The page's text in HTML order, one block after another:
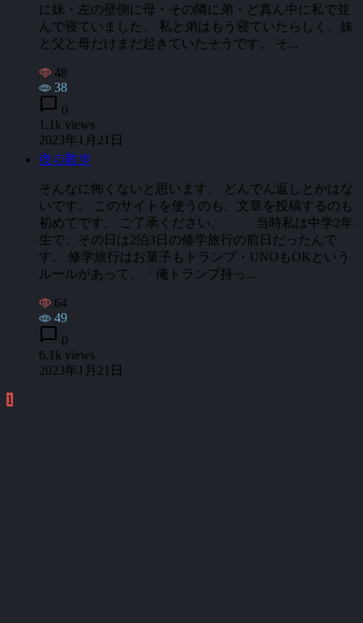
に妹・左の壁側に母・その隣に弟・ど真ん中に私で並
んで寝ていました。 私と弟はもう寝ていたらしく、妹
と父と母だけまだ起きていたそうです。 そ...
48
38
chat_bubble 0
1.1k views
2023年1月21日
夜の散歩
そんなに怖くないと思います。 どんでん返しとかはな
いです。 このサイトを使うのも、文章を投稿するのも
初めてです。 ご了承ください。 当時私は中学2年
生で、その日は2泊3日の修学旅行の前日だったんで
す。 修学旅行はお菓子もトランプ・UNOもOKという
ルールがあって、「俺トランプ持っ...
64
49
chat_bubble 0
6.1k views
2023年1月21日
1